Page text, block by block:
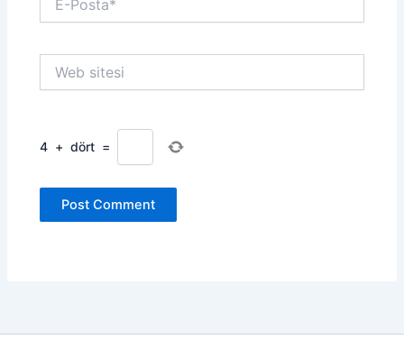
Posta*
sitesi
4 + dört =